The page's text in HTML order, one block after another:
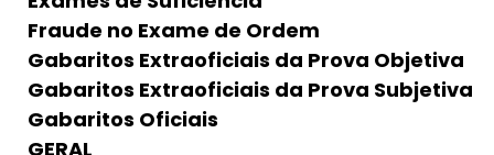
Fraude no Exame de Ordem
Gabaritos Extraoficiais da Prova Objetiva
Gabaritos Extraoficiais da Prova Subjetiva
Gabaritos Oficiais
GERAL